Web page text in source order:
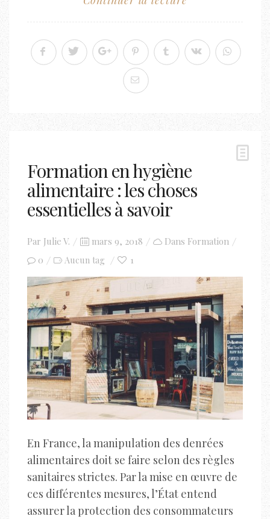
Formation en hygiène
alimentaire : les choses
essentielles à savoir
Par Julie V.
Posted
on
mars 9, 2018 Dans Formation
0
Aucun tag 1
En France, la manipulation des denrées
alimentaires doit se faire selon des règles
sanitaires strictes. Par la mise en œuvre de
ces différentes mesures, l’État entend
assurer la protection des consommateurs